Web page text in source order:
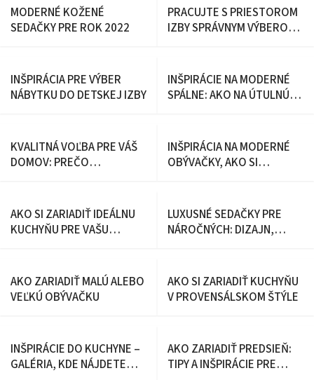
MODERNÉ KOŽENÉ
SEDAČKY PRE ROK 2022
PRACUJTE S PRIESTOROM
IZBY SPRÁVNYM VÝBEROM
INŠPIRÁCIA PRE VÝBER
NÁBYTKU DO DETSKEJ IZBY
INŠPIRÁCIE NA MODERNÉ
SPÁLNE: AKO NA ÚTULNÚ
KVALITNÁ VOĽBA PRE VÁŠ
DOMOV: PREČO
INŠPIRÁCIA NA MODERNÉ
OBÝVAČKY, AKO SI
AKO SI ZARIADIŤ IDEÁLNU
KUCHYŇU PRE VAŠU
LUXUSNÉ SEDAČKY PRE
NÁROČNÝCH: DIZAJN,
AKO ZARIADIŤ MALÚ ALEBO
VEĽKÚ OBÝVAČKU
AKO SI ZARIADIŤ KUCHYŇU
V PROVENSÁLSKOM ŠTÝLE
INŠPIRÁCIE DO KUCHYNE –
GALÉRIA, KDE NÁJDETE
AKO ZARIADIŤ PREDSIEŇ:
TIPY A INŠPIRÁCIE PRE